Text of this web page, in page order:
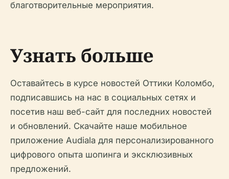
благотворительные мероприятия.
Узнать больше
Оставайтесь в курсе новостей Оттики Коломбо,
подписавшись на нас в социальных сетях и
посетив наш веб-сайт для последних новостей
и обновлений. Скачайте наше мобильное
приложение Audiala для персонализированного
цифрового опыта шопинга и эксклюзивных
предложений.